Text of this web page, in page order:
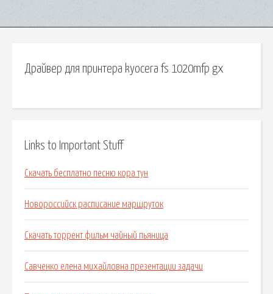
Драйвер для принтера kyocera fs 1020mfp gx
Links to Important Stuff
Скачать бесплатно песню кора тун
Новороссийск расписание маршруток
Скачать торрент фильм чайный пьяница
Савченко елена михайловна презентации задачи